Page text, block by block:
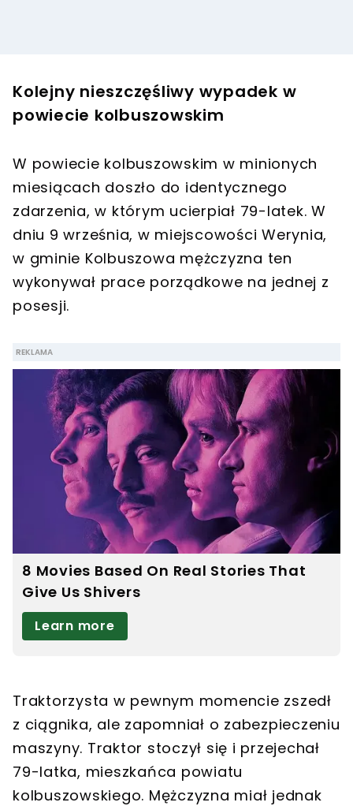
Kolejny nieszczęśliwy wypadek w
powiecie kolbuszowskim
W powiecie kolbuszowskim w minionych
miesiącach doszło do identycznego
zdarzenia, w którym ucierpiał 79-latek. W
dniu 9 września, w miejscowości Werynia,
w gminie Kolbuszowa mężczyzna ten
wykonywał prace porządkowe na jednej z
posesji.
Traktorzysta w pewnym momencie zszedł
z ciągnika, ale zapomniał o zabezpieczeniu
maszyny. Traktor stoczył się i przejechał
79-latka, mieszkańca powiatu
kolbuszowskiego. Mężczyzna miał jednak